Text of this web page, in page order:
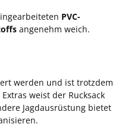
PVC-
angenehm weich.
werden und ist trotzdem
weist der Rucksack
Jagdausrüstung bietet